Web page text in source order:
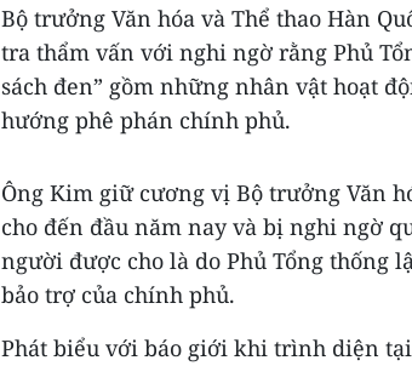
Bộ trưởng Văn hóa và Thể thao Hàn
tra thẩm vấn với nghi ngờ rằng Phủ
sách đen” gồm những nhân vật hoạt
hướng phê phán chính phủ.
Ông Kim giữ cương vị Bộ trưởng Văn
cho đến đầu năm nay và bị nghi ngờ
người được cho là do Phủ Tổng thống
bảo trợ của chính phủ.
Phát biểu với báo giới khi trình diện